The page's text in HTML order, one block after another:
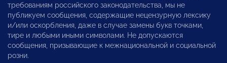
требованиям российского законодательства, мы не
публикуем сообщения, содержащие нецензурную лексику
и/или оскорбления, даже в случае замены букв точками,
тире и любыми иными символами. Не допускаются
сообщения, призывающие к межнациональной и социальной
розни.